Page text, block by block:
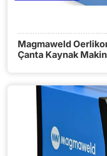
Magmaweld
Çanta Kaynak